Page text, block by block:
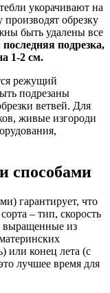
укорачивают на
обрезку
быть удалены все
подрезка,
1-2 см.
режущий
подрезаны
ветвей. Для
живые изгороди
способами
гарантирует, что
– тип, скорость
выращенные из
или конец лета (с
лучшее время для